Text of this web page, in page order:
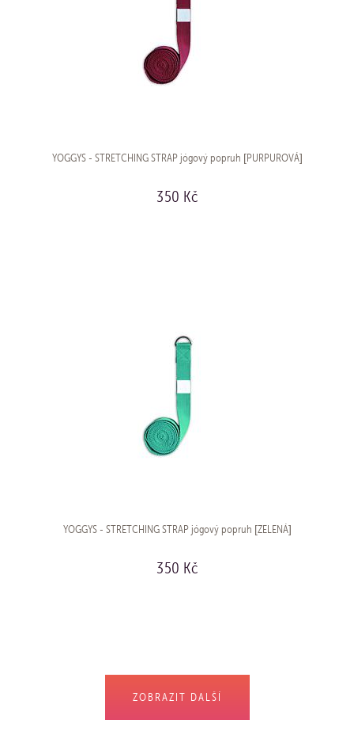
YOGGYS - STRETCHING STRAP jógový popruh [PURPUROVÁ]
350 Kč
YOGGYS - STRETCHING STRAP jógový popruh [ZELENÁ]
350 Kč
ZOBRAZIT DALŠÍ